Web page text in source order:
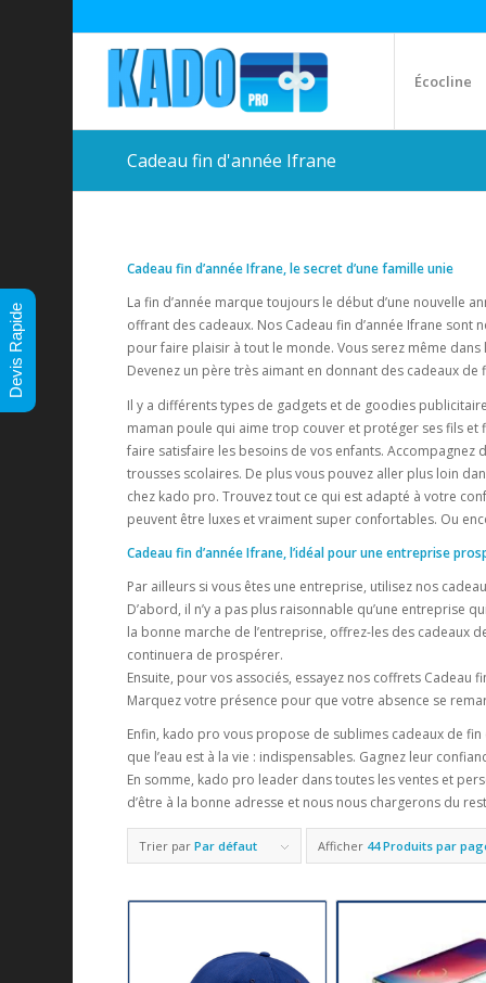
Écocline
Cadeau fin d'année Ifrane
Cadeau fin d’année Ifrane, le secret d’une famille unie
La fin d’année marque toujours le début d’une nouvelle
offrant des cadeaux. Nos Cadeau fin d’année Ifrane sont
pour faire plaisir à tout le monde. Vous serez même
Devenez un père très aimant en donnant des cadeaux de
Il y a différents types de gadgets et de goodies
maman poule qui aime trop couver et protéger ses fils et
faire satisfaire les besoins de vos enfants. Accompagnez
trousses scolaires. De plus vous pouvez aller plus loin
chez kado pro. Trouvez tout ce qui est adapté à votre
peuvent être luxes et vraiment super confortables. Ou
Cadeau fin d’année Ifrane, l’idéal pour une entreprise
Par ailleurs si vous êtes une entreprise, utilisez nos
D’abord, il n’y a pas plus raisonnable qu’une entreprise
la bonne marche de l’entreprise, offrez-les des cadeaux
continuera de prospérer.
Ensuite, pour vos associés, essayez nos coffrets
Marquez votre présence pour que votre absence se
Enfin, kado pro vous propose de sublimes cadeaux de
que l’eau est à la vie : indispensables. Gagnez leur
En somme, kado pro leader dans toutes les ventes et
d’être à la bonne adresse et nous nous chargerons du
Trier parPar défaut Afficher 44 Produits par
Devis Rapide